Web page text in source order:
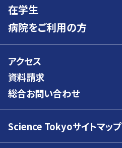
在学生
病院をご利用の方
アクセス
資料請求
総合お問い合わせ
Science Tokyoサイトマップ